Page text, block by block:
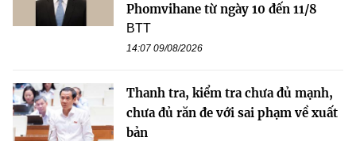
Phomvihane từ ngày 10 đến 11/8
BTT
14:07 09/08/2026
Thanh tra, kiểm tra chưa đủ mạnh,
chưa đủ răn đe với sai phạm về xuất
bản